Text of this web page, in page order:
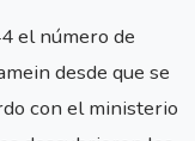
el número de
desde que se
con el ministerio